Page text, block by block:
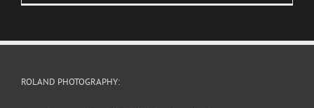
ROLAND PHOTOGRAPHY: